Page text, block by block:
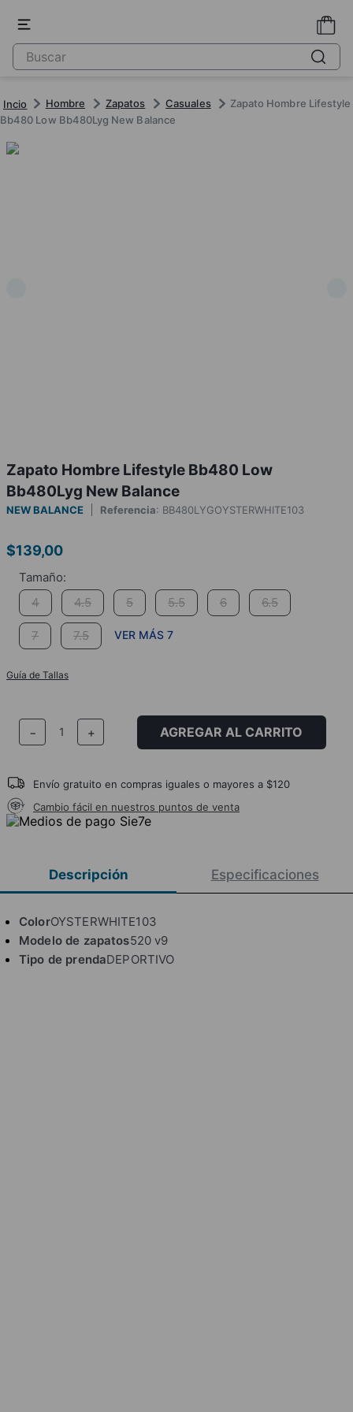
Hombre Zapatos Casuales
Zapato Hombre Lifestyle
Bb480 Low Bb480Lyg New Balance
Zapato Hombre Lifestyle Bb480 Low
Bb480Lyg New Balance
NEW BALANCE Referencia: BB480LYGOYSTERWHITE103
$139,00
4 4.5 5 5.5 6 6.5
7 7.5 VER MÁS 7
Guía de Tallas
＋
－ AGREGAR AL CARRITO
Envío gratuito en compras iguales o mayores a $120
Cambio fácil en nuestros puntos de venta
Descripción Especificaciones
ColorOYSTERWHITE103
Modelo de zapatos520 v9
Tipo de prendaDEPORTIVO